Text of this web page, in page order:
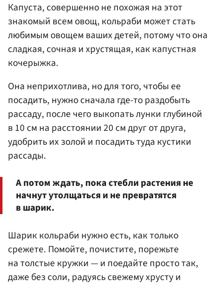
Капуста, совершенно не похожая на этот
знакомый всем овощ, кольраби может стать
любимым овощем ваших детей, потому что она
сладкая, сочная и хрустящая, как капустная
кочерыжка.
Она неприхотлива, но для того, чтобы ее
посадить, нужно сначала где-то раздобыть
рассаду, после чего выкопать лунки глубиной
в 10 см на расстоянии 20 см друг от друга,
удобрить их золой и посадить туда кустики
рассады.
А потом ждать, пока стебли растения не
начнут утолщаться и не превратятся
в шарик.
Шарик кольраби нужно есть, как только
срежете. Помойте, почистите, порежьте
на толстые кружки — и поедайте просто так,
даже без соли, радуясь свежему хрусту и